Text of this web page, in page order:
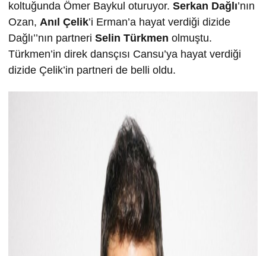
koltuğunda Ömer Baykul oturuyor. Serkan Dağlı’nın
Ozan, Anıl Çelik’i Erman’a hayat verdiği dizide
Dağlı’’nın partneri Selin Türkmen olmuştu.
Türkmen’in direk dansçısı Cansu’ya hayat verdiği
dizide Çelik’in partneri de belli oldu.